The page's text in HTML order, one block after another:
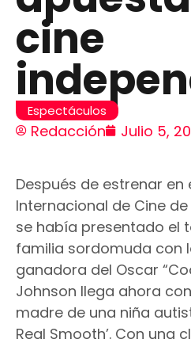
cine
Espectáculos
Redacción Julio 5,
Después de estrenar en
Internacional de Cine
se había presentado el
familia sordomuda con
ganadora del Oscar
Johnson llega ahora
madre de una niña
Real Smooth’. Con una